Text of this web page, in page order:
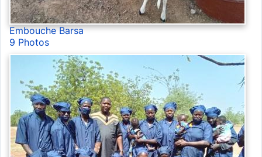
Embouche Barsa
9 Photos